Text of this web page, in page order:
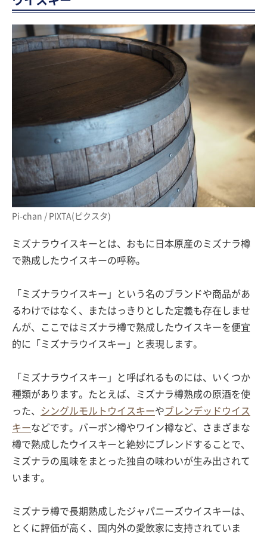
Pi-chan / PIXTA(ピクスタ)
ミズナラウイスキーとは、おもに日本原産のミズナラ樽
で熟成したウイスキーの呼称。
「ミズナラウイスキー」という名のブランドや商品があ
るわけではなく、またはっきりとした定義も存在しませ
んが、ここではミズナラ樽で熟成したウイスキーを便宜
的に「ミズナラウイスキー」と表現します。
「ミズナラウイスキー」と呼ばれるものには、いくつか
種類があります。たとえば、ミズナラ樽熟成の原酒を使
った、
シングルモルトウイスキーやブレンデッドウイス
キーなどです。バーボン樽やワイン樽など、さまざまな
樽で熟成したウイスキーと絶妙にブレンドすることで、
ミズナラの風味をまとった独自の味わいが生み出されて
います。
ミズナラ樽で長期熟成したジャパニーズウイスキーは、
とくに評価が高く、国内外の愛飲家に支持されていま